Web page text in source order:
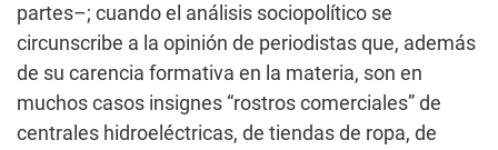
partes–; cuando el análisis sociopolítico se
circunscribe a la opinión de periodistas que, además
de su carencia formativa en la materia, son en
muchos casos insignes “rostros comerciales” de
centrales hidroeléctricas, de tiendas de ropa, de